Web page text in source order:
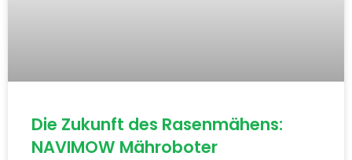
Die Zukunft des Rasenmähens:
NAVIMOW Mähroboter